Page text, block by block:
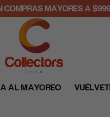
COMPRAS MAYORES A
AL MAYOREO